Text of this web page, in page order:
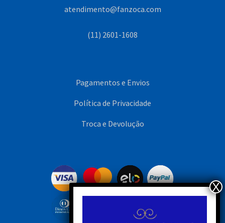
atendimento@fanzoca.com
(11) 2601-1608
Pagamentos e Envios
Política de Privacidade
Troca e Devolução